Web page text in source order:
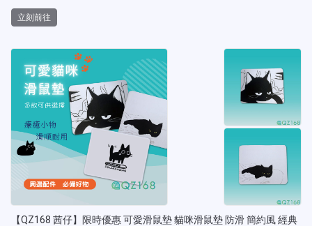
立刻前往
【QZ168 茜仔】限時優惠 可愛滑鼠墊 貓咪滑鼠墊 防滑 簡約風 經典